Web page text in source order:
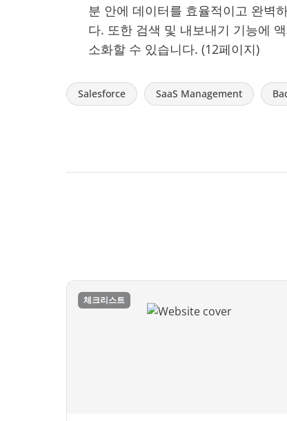
분 안에 데이터를 효율적이고 완벽
다. 또한 검색 및 내보내기 기능에
소화할 수 있습니다. (12페이지)
Salesforce SaaS Management
체크리스트